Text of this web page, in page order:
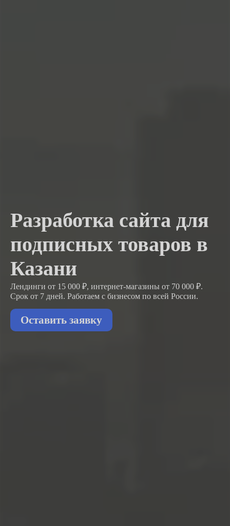
Разработка сайта для
подписных товаров в
Казани
Лендинги от 15 000 ₽, интернет-магазины от 70 000 ₽.
Срок от 7 дней. Работаем с бизнесом по всей России.
Оставить заявку